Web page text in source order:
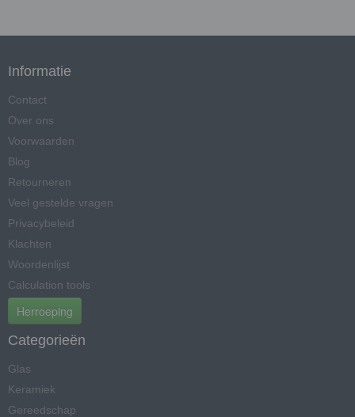
Informatie
Contact
Over ons
Voorwaarden
Blog
Retourneren
Veel gestelde vragen
Privacybeleid
Klachten
Woordenlijst
Calculation tools
Herroeping
Categorieën
Glas
Keramiek
Gereedschap